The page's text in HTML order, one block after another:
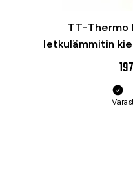
TT-Thermo
letkulämmitin
1500w Defa-